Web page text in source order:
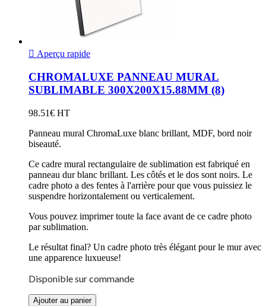
 Aperçu rapide
CHROMALUXE PANNEAU MURAL
SUBLIMABLE 300X200X15.88MM (8)
98.51€ HT
Panneau mural ChromaLuxe blanc brillant, MDF, bord noir
biseauté.
Ce cadre mural rectangulaire de sublimation est fabriqué en
panneau dur blanc brillant. Les côtés et le dos sont noirs. Le
cadre photo a des fentes à l'arrière pour que vous puissiez le
suspendre horizontalement ou verticalement.
Vous pouvez imprimer toute la face avant de ce cadre photo
par sublimation.
Le résultat final? Un cadre photo très élégant pour le mur avec
une apparence luxueuse!
Disponible sur commande
Ajouter au panier